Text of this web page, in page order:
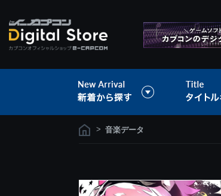
> 音楽データ